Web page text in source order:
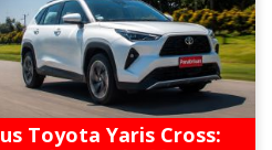
Toyota Yaris Cross: